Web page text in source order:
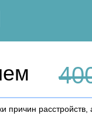
причин